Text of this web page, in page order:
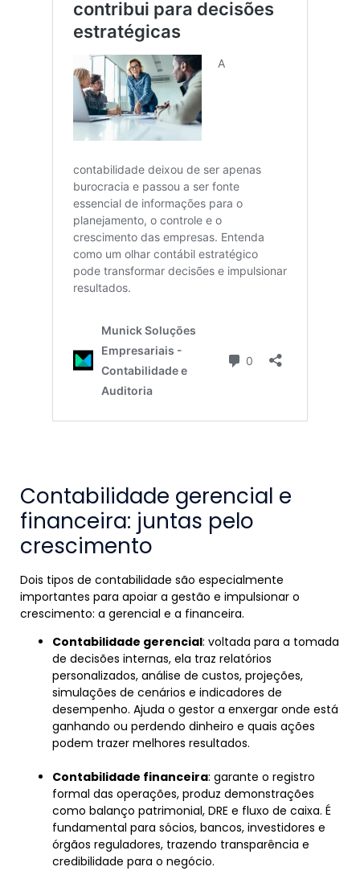
Contabilidade gerencial e
financeira: juntas pelo
crescimento
Dois tipos de contabilidade são especialmente
importantes para apoiar a gestão e impulsionar o
crescimento: a gerencial e a financeira.
Contabilidade gerencial: voltada para a tomada
de decisões internas, ela traz relatórios
personalizados, análise de custos, projeções,
simulações de cenários e indicadores de
desempenho. Ajuda o gestor a enxergar onde está
ganhando ou perdendo dinheiro e quais ações
podem trazer melhores resultados.
Contabilidade financeira: garante o registro
formal das operações, produz demonstrações
como balanço patrimonial, DRE e fluxo de caixa. É
fundamental para sócios, bancos, investidores e
órgãos reguladores, trazendo transparência e
credibilidade para o negócio.